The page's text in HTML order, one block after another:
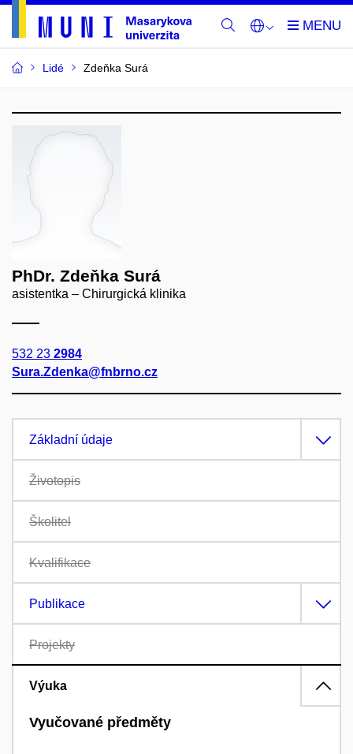
Lidé Zdeňka Surá
PhDr. Zdeňka Surá
asistentka – Chirurgická klinika
532 23 2984
Sura.Zdenka@fnbrno.cz
Základní údaje
Životopis
Školitel
Kvalifikace
Publikace
Projekty
Výuka
Vyučované předměty